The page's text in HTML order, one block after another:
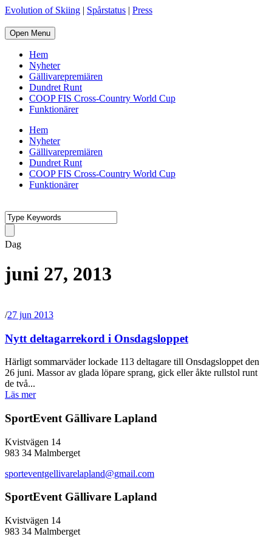
Evolution of Skiing | Spårstatus | Press
Open Menu
Hem
Nyheter
Gällivarepremiären
Dundret Runt
COOP FIS Cross-Country World Cup
Funktionärer
Hem
Nyheter
Gällivarepremiären
Dundret Runt
COOP FIS Cross-Country World Cup
Funktionärer
Dag
juni 27, 2013
/27 jun 2013
Nytt deltagarrekord i Onsdagsloppet
Härligt sommarväder lockade 113 deltagare till Onsdagsloppet den
26 juni. Massor av glada löpare sprang, gick eller åkte rullstol runt
de två...
Läs mer
SportEvent Gällivare Lapland
Kvistvägen 14
983 34 Malmberget
sporteventgellivarelapland@gmail.com
SportEvent Gällivare Lapland
Kvistvägen 14
983 34 Malmberget